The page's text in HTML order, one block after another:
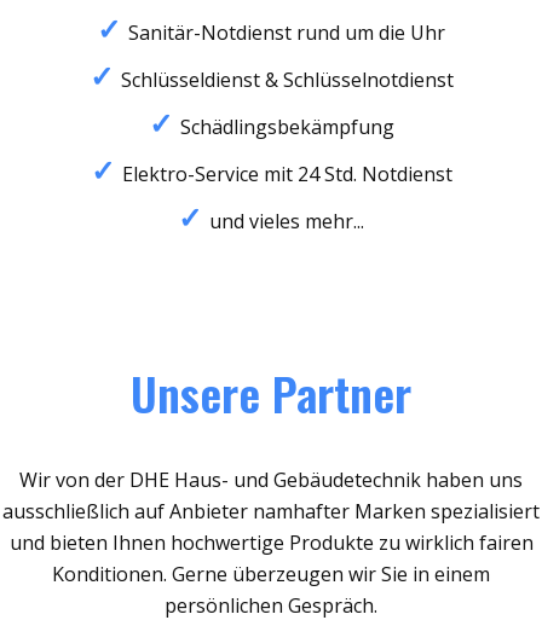
Sanitär-Notdienst rund um die Uhr
Schlüsseldienst & Schlüsselnotdienst
Schädlingsbekämpfung
Elektro-Service mit 24 Std. Notdienst
und vieles mehr...
Unsere Partner
Wir von der DHE Haus- und Gebäudetechnik haben uns
ausschließlich auf Anbieter namhafter Marken spezialisiert
und bieten Ihnen hochwertige Produkte zu wirklich fairen
Konditionen. Gerne überzeugen wir Sie in einem
persönlichen Gespräch.